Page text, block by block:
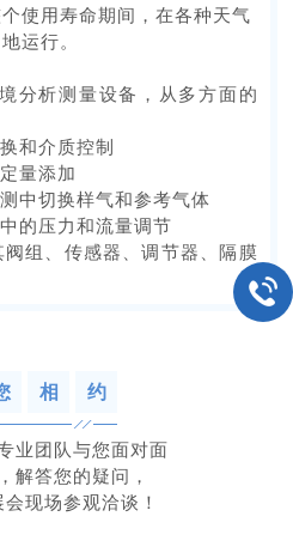
使用寿命期间，在各种天气
运行。
分析测量设备，从多方面的
和介质控制
量添加
中切换样气和参考气体
的压力和流量调节
组、传感器、调节器、隔膜
相 约
业团队与您面对面
解答您的疑问，
现场参观洽谈！